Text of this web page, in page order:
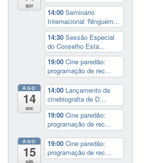
qui
14:00Seminário
Internacional ‘Ninguém...
14:30Sessão Especial
do Conselho Esta...
19:00Cine paredão:
programação de rec...
AGO
14
sex
14:00 Lançamento da
cinebiografia de D...
19:00Cine paredão:
programação de rec...
AGO
15
sáb
19:00Cine paredão:
programação de rec...